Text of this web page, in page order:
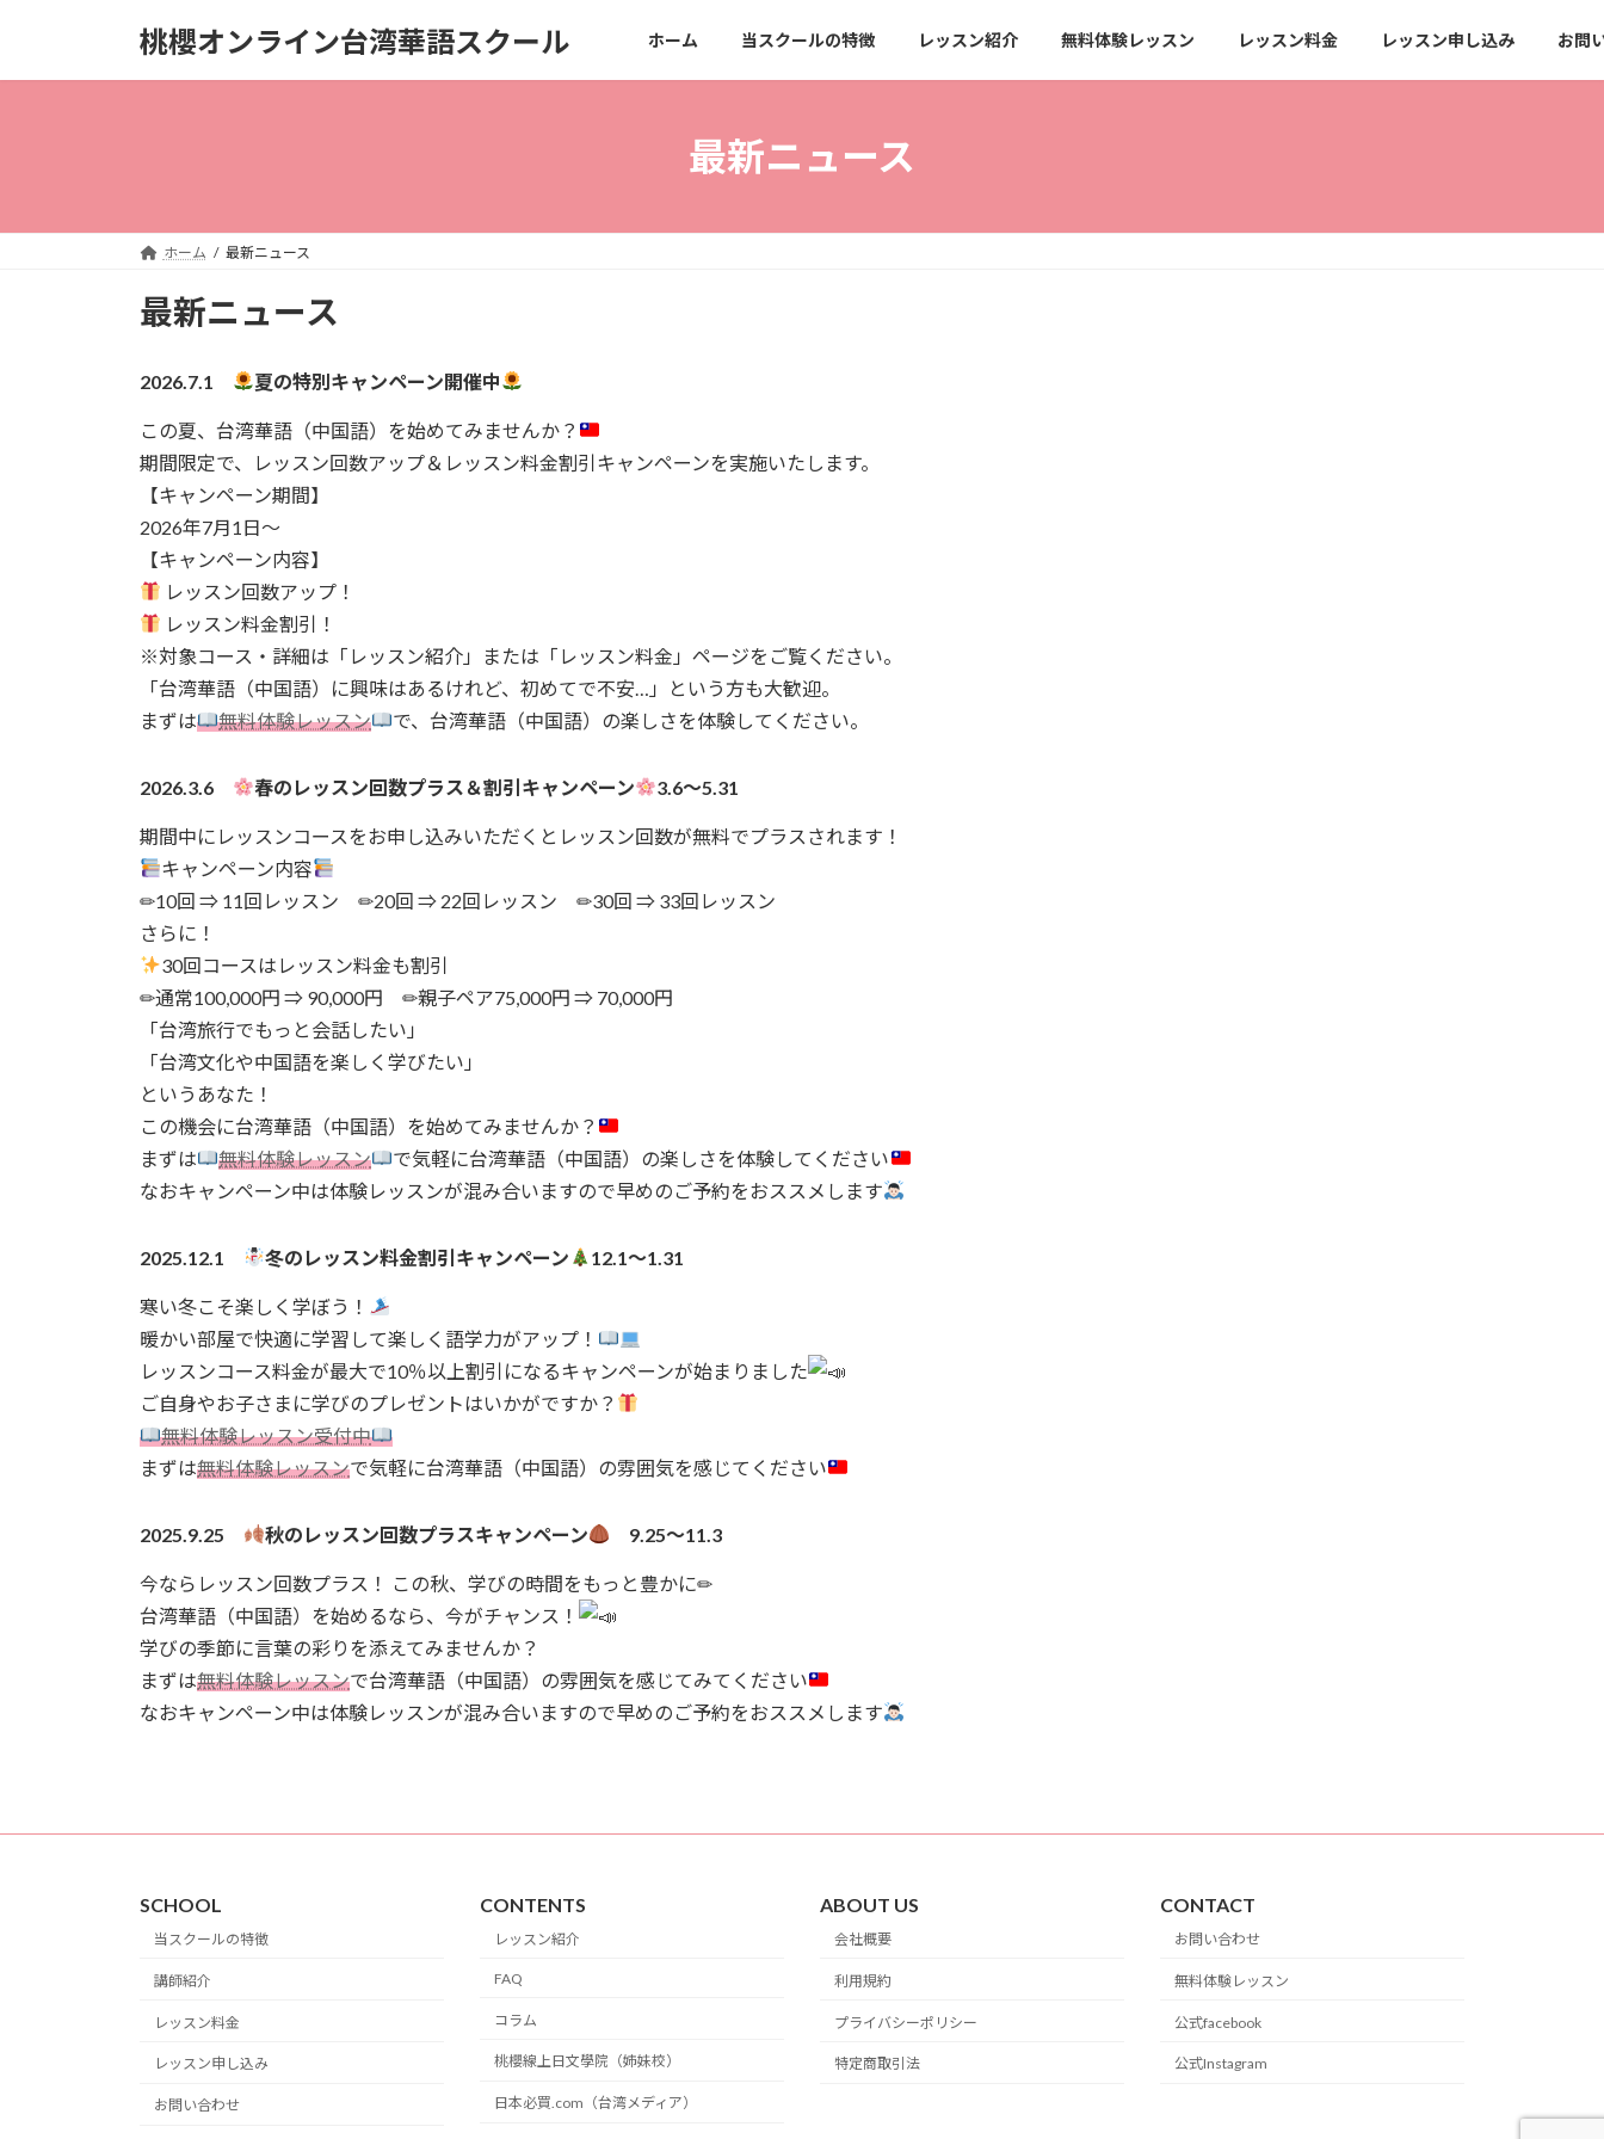
桃櫻オンライン台湾華語スクール ホーム 当スクールの特徴 レッスン紹介 無料体験レッスン レッスン料金 レッスン申し込み お問
最新ニュース
ホーム 最新ニュース
最新ニュース
2026.7.1 夏の特別キャンペーン開催中
この夏、台湾華語（中国語）を始めてみませんか？
期間限定で、レッスン回数アップ＆レッスン料金割引キャンペーンを実施いたします。
【キャンペーン期間】
2026年7月1日～
【キャンペーン内容】
レッスン回数アップ！
レッスン料金割引！
※対象コース・詳細は「レッスン紹介」または「レッスン料金」ページをご覧ください。
「台湾華語（中国語）に興味はあるけれど、初めてで不安…」という方も大歓迎。
まずは
無料体験レッスン で、台湾華語（中国語）の楽しさを体験してください。
2026.3.6 春のレッスン回数プラス＆割引キャンペーン 3.6～5.31
期間中にレッスンコースをお申し込みいただくとレッスン回数が無料でプラスされます！
キャンペーン内容
✏10回 ⇒ 11回レッスン ✏20回 ⇒ 22回レッスン ✏30回 ⇒ 33回レッスン
さらに！
30回コースはレッスン料金も割引
✏通常100,000円 ⇒ 90,000円 ✏親子ペア75,000円 ⇒ 70,000円
「台湾旅行でもっと会話したい」
「台湾文化や中国語を楽しく学びたい」
というあなた！
この機会に台湾華語（中国語）を始めてみませんか？
まずは
無料体験レッスン
で気軽に台湾華語（中国語）の楽しさを体験してください
なおキャンペーン中は体験レッスンが混み合いますので早めのご予約をおススメします
2025.12.1 冬のレッスン料金割引キャンペーン 12.1～1.31
寒い冬こそ楽しく学ぼう！
暖かい部屋で快適に学習して楽しく語学力がアップ！
レッスンコース料金が最大で10％以上割引になるキャンペーンが始まりました
ご自身やお子さまに学びのプレゼントはいかがですか？
無料体験レッスン受付中
まずは無料体験レッスンで気軽に台湾華語（中国語）の雰囲気を感じてください
2025.9.25 秋のレッスン回数プラスキャンペーン 9.25～11.3
今ならレッスン回数プラス！ この秋、学びの時間をもっと豊かに✏
台湾華語（中国語）を始めるなら、今がチャンス！
学びの季節に言葉の彩りを添えてみませんか？
まずは無料体験レッスンで台湾華語（中国語）の雰囲気を感じてみてください
なおキャンペーン中は体験レッスンが混み合いますので早めのご予約をおススメします
SCHOOL
当スクールの特徴
講師紹介
レッスン料金
レッスン申し込み
お問い合わせ
CONTENTS
レッスン紹介
FAQ
コラム
桃櫻線上日文學院（姉妹校）
日本必買.com（台湾メディア）
ABOUT US
会社概要
利用規約
プライバシーポリシー
特定商取引法
CONTACT
お問い合わせ
無料体験レッスン
公式facebook
公式Instagram